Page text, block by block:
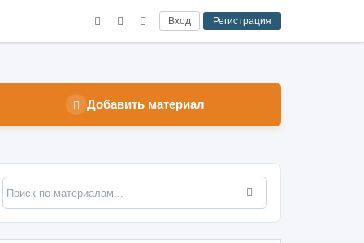
Вход Регистрация
Добавить материал